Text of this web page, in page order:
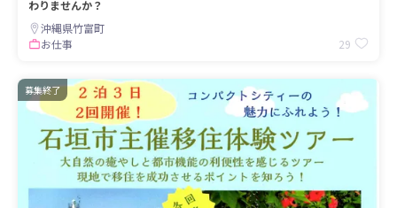
わりませんか？
沖縄県竹富町
お仕事
29
募集終了